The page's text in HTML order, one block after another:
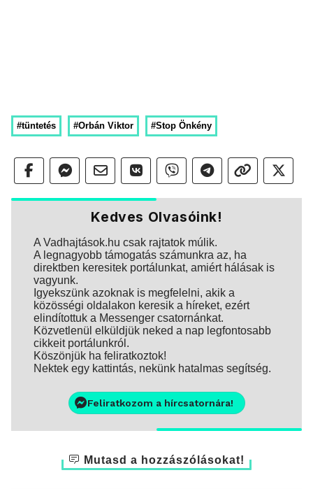
#tüntetés #Orbán Viktor #Stop Önkény
Kedves Olvasóink!
A Vadhajtások.hu csak rajtatok múlik.
A legnagyobb támogatás számunkra az, ha
direktben keresitek portálunkat, amiért hálásak is
vagyunk.
Igyekszünk azoknak is megfelelni, akik a
közösségi oldalakon keresik a híreket, ezért
elindítottuk a Messenger csatornánkat.
Közvetlenül elküldjük neked a nap legfontosabb
cikkeit portálunkról.
Köszönjük ha feliratkoztok!
Nektek egy kattintás, nekünk hatalmas segítség.
Feliratkozom a hírcsatornára!
Mutasd a hozzászólásokat!